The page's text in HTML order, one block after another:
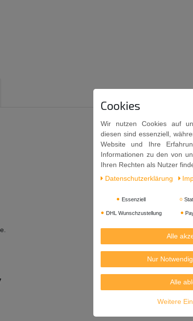
Cookies
Wir nutzen Cookies auf
diesen sind essenziell,
Website und Ihre
Informationen zu den von
Ihren Rechten als Nutzer
Daten­schutz­erklärung
Essenziell
DHL Wunschzustellung
Alle
Nur
Alle
Weitere